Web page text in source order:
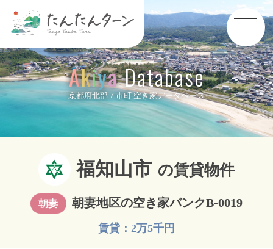
AkiyaDatabase
京都府北部７市町 空き家データベース
福知山市 の賃貸物件
朝妻 朝妻地区の空き家バンクB-0019
賃貸：2万5千円